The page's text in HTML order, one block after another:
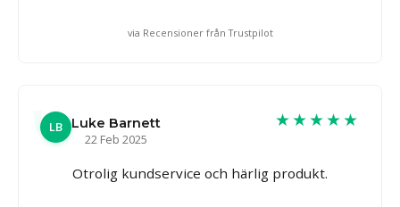
via Recensioner från Trustpilot
LB
Luke Barnett
22 Feb 2025
★★★★★
Otrolig kundservice och härlig produkt.